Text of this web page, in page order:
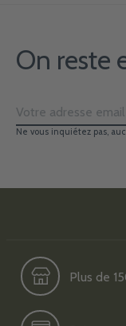
On reste
Ne vous inquiétez pas,
Plus de